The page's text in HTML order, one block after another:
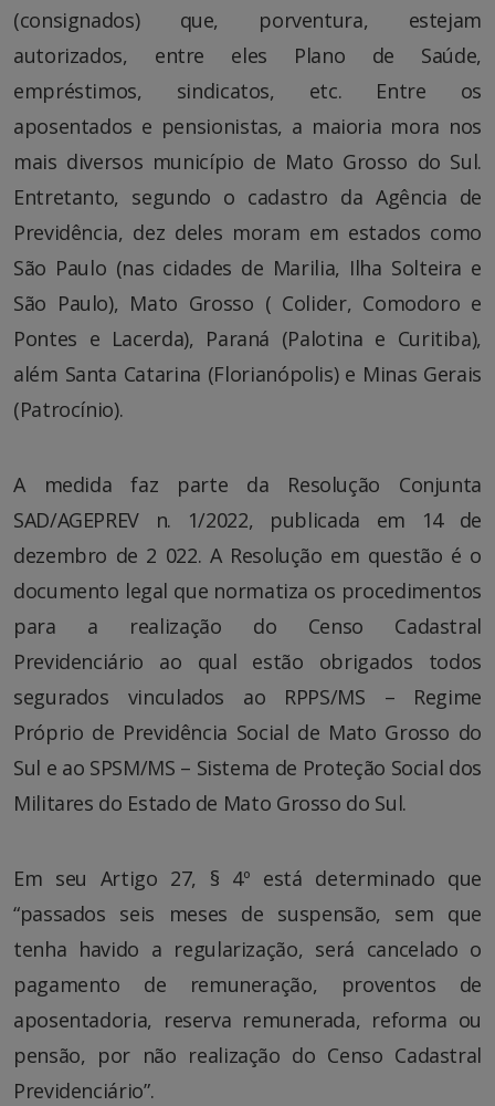
(consignados) que, porventura, estejam
autorizados, entre eles Plano de Saúde,
empréstimos, sindicatos, etc. Entre os
aposentados e pensionistas, a maioria mora nos
mais diversos município de Mato Grosso do Sul.
Entretanto, segundo o cadastro da Agência de
Previdência, dez deles moram em estados como
São Paulo (nas cidades de Marilia, Ilha Solteira e
São Paulo), Mato Grosso ( Colider, Comodoro e
Pontes e Lacerda), Paraná (Palotina e Curitiba),
além Santa Catarina (Florianópolis) e Minas Gerais
(Patrocínio).
A medida faz parte da Resolução Conjunta
SAD/AGEPREV n. 1/2022, publicada em 14 de
dezembro de 2 022. A Resolução em questão é o
documento legal que normatiza os procedimentos
para a realização do Censo Cadastral
Previdenciário ao qual estão obrigados todos
segurados vinculados ao RPPS/MS – Regime
Próprio de Previdência Social de Mato Grosso do
Sul e ao SPSM/MS – Sistema de Proteção Social dos
Militares do Estado de Mato Grosso do Sul.
Em seu Artigo 27, § 4º está determinado que
“passados seis meses de suspensão, sem que
tenha havido a regularização, será cancelado o
pagamento de remuneração, proventos de
aposentadoria, reserva remunerada, reforma ou
pensão, por não realização do Censo Cadastral
Previdenciário”.